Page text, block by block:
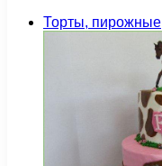
Торты, пирожные